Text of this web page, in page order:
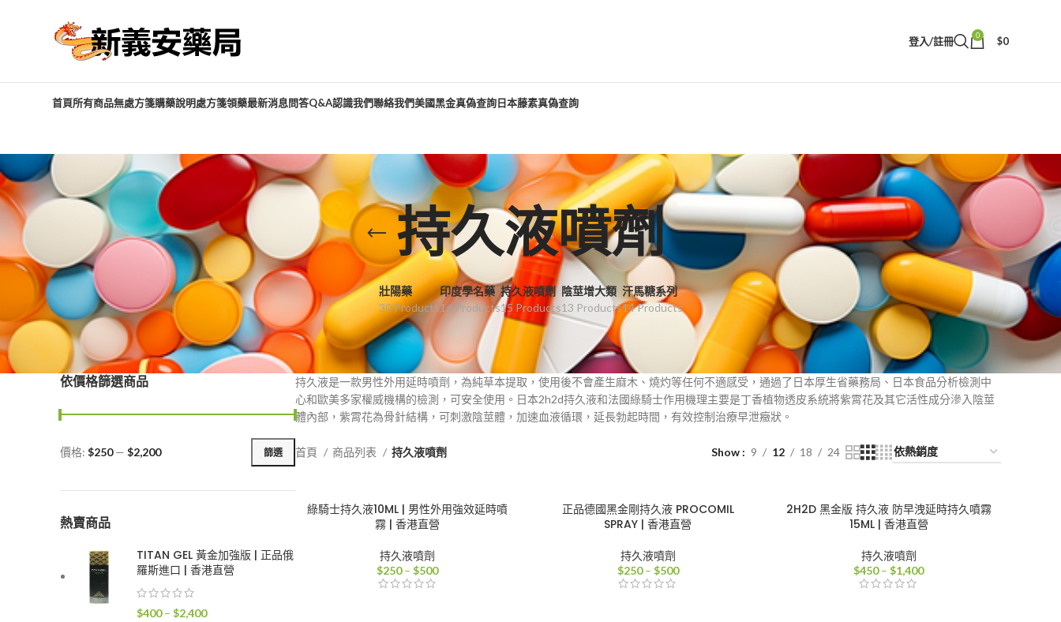
登入/註冊 0 $0
首頁所有商品無處方箋購藥說明處方箋領藥最新消息問答Q&A認識我們聯絡我們美國黑金真偽查詢日本藤素真偽查詢
持久液噴劑
壯陽藥
30 Products
印度學名藥
16 Products
持久液噴劑
15 Products
陰莖增大類
13 Products
汗馬糖系列
14 Products
依價格篩選商品
最
價
最
價
篩選
價格: $250— $2,200
熱賣商品
TITAN GEL 黃金加強版 | 正品俄
羅斯進口 | 香港直營
$400 – $2,400價
持久液是一款男性外用延時噴劑，為純草本提取，使用後不會產生麻木、燒灼等任何不適感受，通過了日本厚生省藥務局、日本食品分析檢測中
心和歐美多家權威機構的檢測，可安全使用。日本2h2d持久液和法國綠騎士作用機理主要是丁香植物透皮系統將紫霄花及其它活性成分滲入陰莖
體內部，紫霄花為骨針結構，可刺激陰莖體，加速血液循環，延長勃起時間，有效控制治療早泄癥狀。
首頁 商品列表 持久液噴劑 Show 9 12 18 24
綠騎士持久液10ML | 男性外用強效延時噴
霧 | 香港直營
持久液噴劑
$250 – $500價
正品德國黑金剛持久液 PROCOMIL
SPRAY | 香港直營
持久液噴劑
$250 – $500價
2H2D 黑金版 持久液 防早洩延時持久噴霧
15ML | 香港直營
持久液噴劑
$450 – $1,400價